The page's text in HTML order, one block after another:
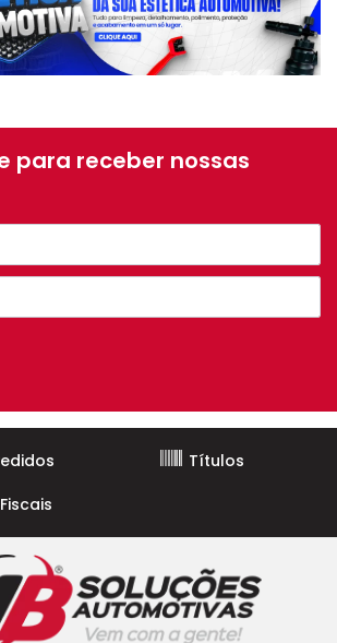
para receber nossas
Títulos